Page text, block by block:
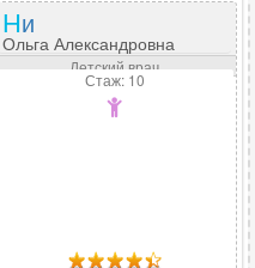
Ни
Ольга Александровна
Детский врач
Стаж: 10